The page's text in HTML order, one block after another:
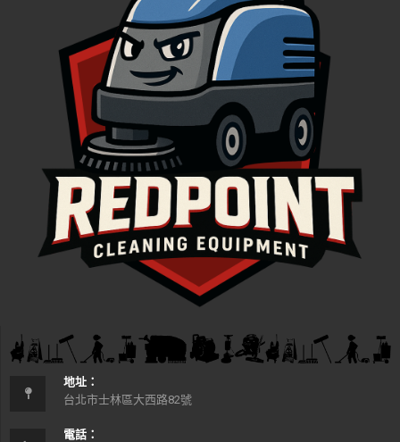
地址：
台北市士林區大西路82號
電話：